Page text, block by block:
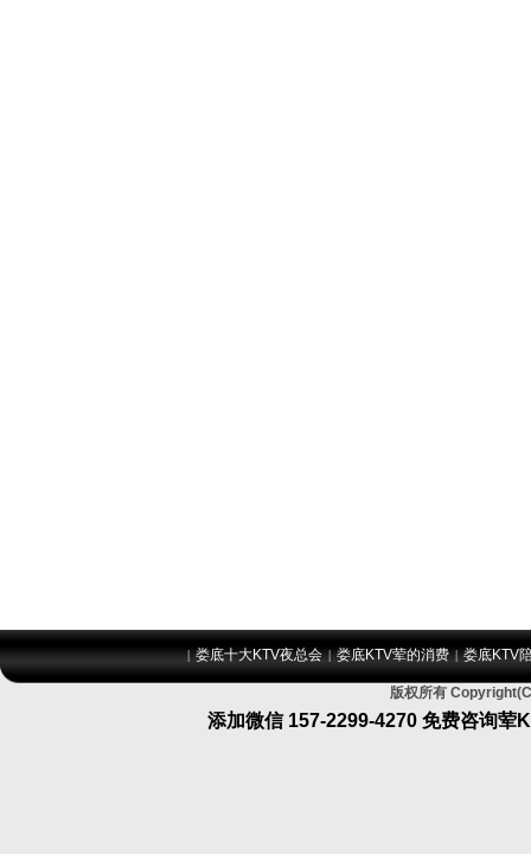
|娄底十大KTV夜总会 |娄底KTV荤的消费 |娄底KTV
版权所有
添加微信 157-2299-4270 免费咨询荤